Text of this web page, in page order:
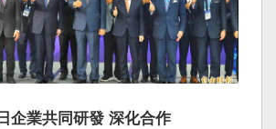
企業共同研發 深化合作